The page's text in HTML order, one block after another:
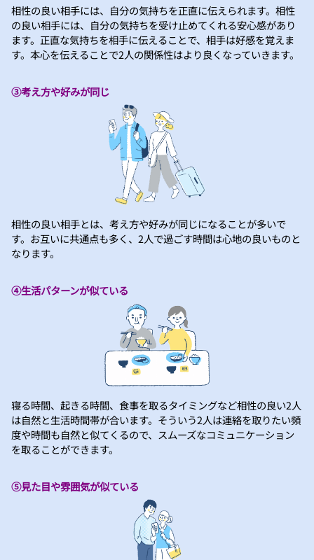
相性の良い相手には、自分の気持ちを正直に伝えられます。相性
の良い相手には、自分の気持ちを受け止めてくれる安心感があり
ます。正直な気持ちを相手に伝えることで、相手は好感を覚えま
す。本心を伝えることで2人の関係性はより良くなっていきます。
③考え方や好みが同じ
相性の良い相手とは、考え方や好みが同じになることが多いで
す。お互いに共通点も多く、2人で過ごす時間は心地の良いものと
なります。
④生活パターンが似ている
寝る時間、起きる時間、食事を取るタイミングなど相性の良い2人
は自然と生活時間帯が合います。そういう2人は連絡を取りたい頻
度や時間も自然と似てくるので、スムーズなコミュニケーション
を取ることができます。
⑤見た目や雰囲気が似ている